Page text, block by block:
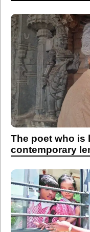
The poet who is
contemporary